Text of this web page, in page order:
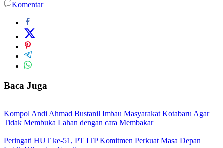
Komentar
Baca Juga
Kompol Andi Ahmad Bustanil Imbau Masyarakat Kotabaru Agar
Tidak Membuka Lahan dengan cara Membakar
Peringati HUT ke-51, PT ITP Komitmen Perkuat Masa Depan